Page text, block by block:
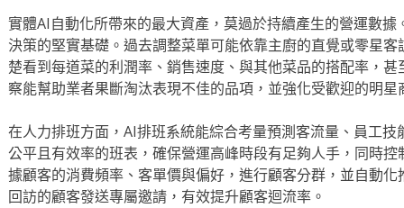
實體AI自動化所帶來的最大資產，莫過於持續產生的營運數
決策的堅實基礎。過去調整菜單可能依靠主廚的直覺或零星
楚看到每道菜的利潤率、銷售速度、與其他菜品的搭配率，
察能幫助業者果斷淘汰表現不佳的品項，並強化受歡迎的明星
在人力排班方面，AI排班系統能綜合考量預測客流量、員工
公平且有效率的班表，確保營運高峰時段有足夠人手，同時
據顧客的消費頻率、客單價與偏好，進行顧客分群，並自動
回訪的顧客發送專屬邀請，有效提升顧客迴流率。